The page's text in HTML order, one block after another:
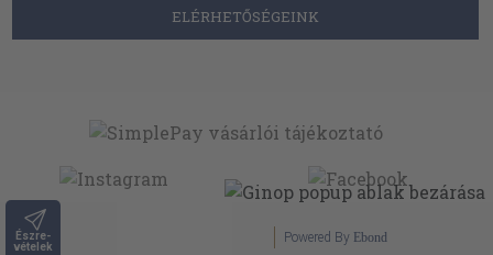
Észre-
vételek
ELÉRHETŐSÉGEINK
Powered By Ebond